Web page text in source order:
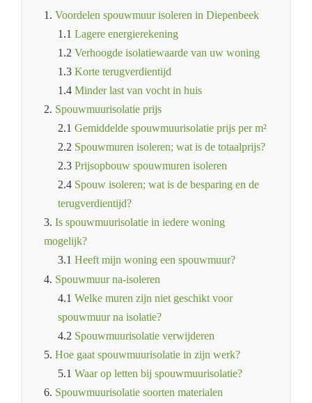
1. Voordelen spouwmuur isoleren in Diepenbeek
1.1 Lagere energierekening
1.2 Verhoogde isolatiewaarde van uw woning
1.3 Korte terugverdientijd
1.4 Minder last van vocht in huis
2. Spouwmuurisolatie prijs
2.1 Gemiddelde spouwmuurisolatie prijs per m²
2.2 Spouwmuren isoleren; wat is de totaalprijs?
2.3 Prijsopbouw spouwmuren isoleren
2.4 Spouw isoleren; wat is de besparing en de
terugverdientijd?
3. Is spouwmuurisolatie in iedere woning
mogelijk?
3.1 Heeft mijn woning een spouwmuur?
4. Spouwmuur na-isoleren
4.1 Welke muren zijn niet geschikt voor
spouwmuur na isolatie?
4.2 Spouwmuurisolatie verwijderen
5. Hoe gaat spouwmuurisolatie in zijn werk?
5.1 Waar op letten bij spouwmuurisolatie?
6. Spouwmuurisolatie soorten materialen